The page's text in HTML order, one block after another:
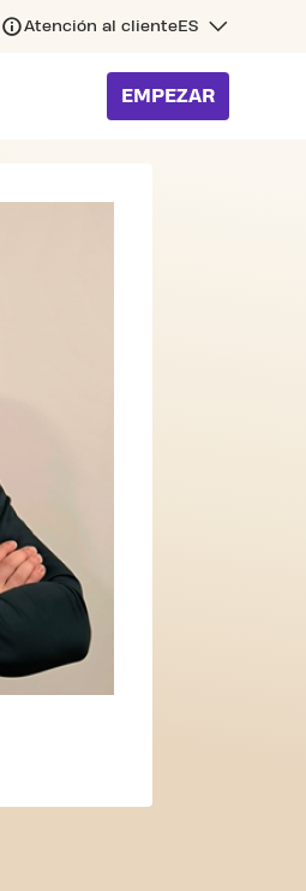
Atención al clienteES
EMPEZAR